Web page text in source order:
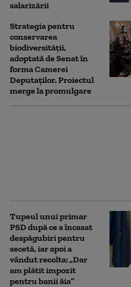
salarizării
Strategia pentru
conservarea
biodiversității,
adoptată de Senat în
forma Camerei
Deputaților. Proiectul
merge la promulgare
Tupeul unui primar
PSD după ce a încasat
despăgubiri pentru
secetă, iar apoi a
vândut recolta: „Dar
am plătit impozit
pentru banii ăia”